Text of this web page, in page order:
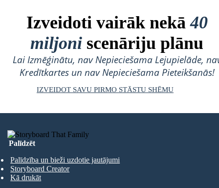
Izveidoti vairāk nekā40
miljoni scenāriju plānu
Lai Izmēģinātu, nav Nepieciešama Lejupielāde,
Kredītkartes un nav Nepieciešama Pieteikšanās!
IZVEIDOT SAVU PIRMO STĀSTU SHĒMU
Palīdzēt
Palīdzība un bieži uzdotie jautājumi
Storyboard Creator
Kā drukāt